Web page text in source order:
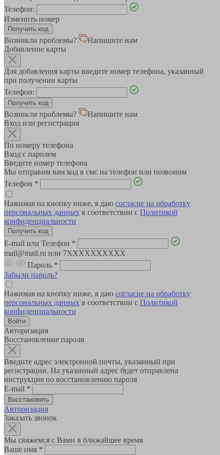
Телефон:
Изменить номер
Возникли проблемы?
Напишите нам
Добавление карты
Для добавления карты введите номер телефона, указанный
при получении карты
Телефон:
Возникли проблемы?
Напишите нам
Вход или регистрация
По номеру телефона
Вход с паролем
Введите номер телефона
Мы отправим вам код в смс на телефон или позвоним
Телефон *
Нажимая на кнопку ниже, я даю согласие на обработку
персональных данных в соответствии с Политикой
конфиденциальности
E-mail или Телефон *
mail@mail.ru или 7XXXXXXXXXX
Пароль *
Забыли пароль?
Нажимая на кнопку ниже, я даю согласие на обработку
персональных данных в соответствии с Политикой
конфиденциальности
Авторизация
Восстановление пароля
Введите адрес электронной почты, указанный при
регистрации. На указанный адрес будет отправлена
инструкция по восстановлению пароля
E-mail *
Авторизация
Заказать звонок
Мы свяжемся с Вами в ближайшее время
Ваше имя *